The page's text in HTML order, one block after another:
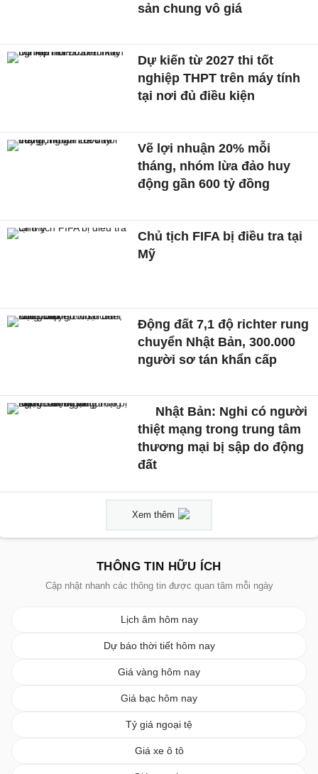
sản chung vô giá ​
Dự kiến từ 2027 thi tốt
nghiệp THPT trên máy tính
tại nơi đủ điều kiện
Vẽ lợi nhuận 20% mỗi
tháng, nhóm lừa đảo huy
động gần 600 tỷ đồng
Chủ tịch FIFA bị điều tra tại
Mỹ
Động đất 7,1 độ richter rung
chuyển Nhật Bản, 300.000
người sơ tán khẩn cấp
Nhật Bản: Nghi có người
thiệt mạng trong trung tâm
thương mại bị sập do động
đất
Xem thêm
THÔNG TIN HỮU ÍCH
Cập nhật nhanh các thông tin được quan tâm mỗi ngày
Lịch âm hôm nay
Dự báo thời tiết hôm nay
Giá vàng hôm nay
Giá bạc hôm nay
Tỷ giá ngoại tệ
Giá xe ô tô